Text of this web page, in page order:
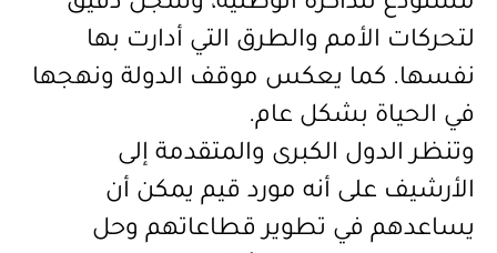
لتحركات الأمم والطرق التي أدارت بها
نفسها. كما يعكس موقف الدولة ونهجها
في الحياة بشكل عام.
وتنظر الدول الكبرى والمتقدمة إلى
الأرشيف على أنه مورد قيم يمكن أن
يساعدهم في تطوير قطاعاتهم وحل